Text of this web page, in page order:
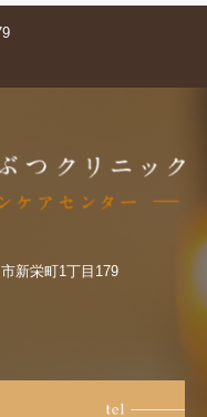
新栄町1丁目179